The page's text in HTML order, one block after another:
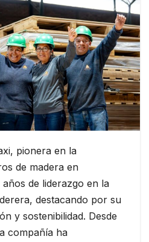
pionera en la
de madera en
de liderazgo en la
destacando por su
y sostenibilidad. Desde
compañía ha